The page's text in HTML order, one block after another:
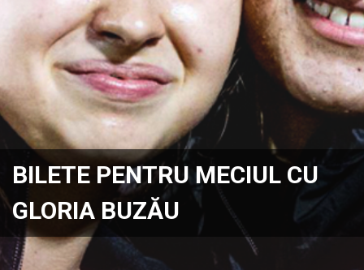
BILETE PENTRU MECIUL CU
GLORIA BUZĂU